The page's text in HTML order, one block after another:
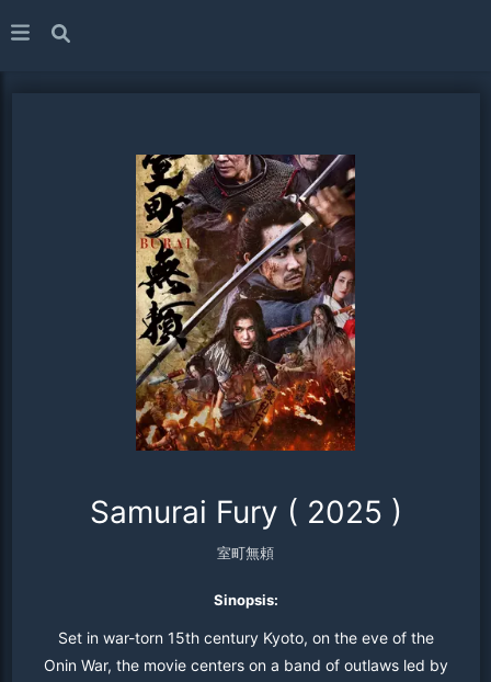
Samurai Fury ( 2025 )
室町無頼
Sinopsis:
Set in war-torn 15th century Kyoto, on the eve of the
Onin War, the movie centers on a band of outlaws led by